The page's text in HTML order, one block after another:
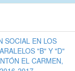
SOCIAL EN LOS
"B" Y "D"
EL CARMEN,